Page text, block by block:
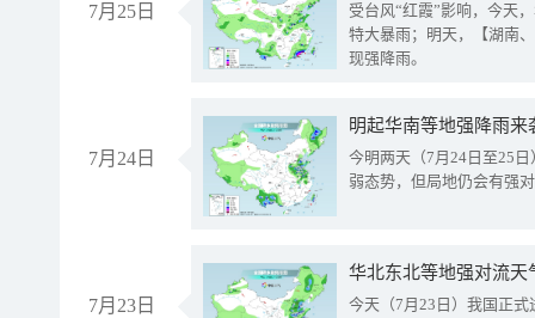
7月25日
受台风“红霞”影响，今天
特大暴雨；明天，【湖南
现强降雨。
7月24日
明起华南等地强降雨
今明两天（7月24日至25
弱态势，但局地仍会有强
7月23日
华北东北等地强对流天
今天（7月23日）我国正